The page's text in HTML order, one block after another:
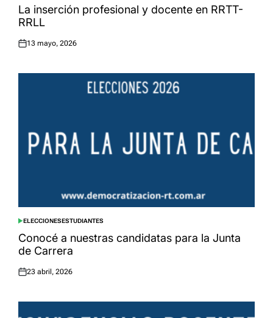
INLa inserción profesional y docente en RRTT-
RRLL
Posted
13 mayo, 2026
POSTED
IN
ELECCIONESESTUDIANTES
Conocé a nuestras candidatas para la Junta
de Carrera
Posted
23 abril, 2026